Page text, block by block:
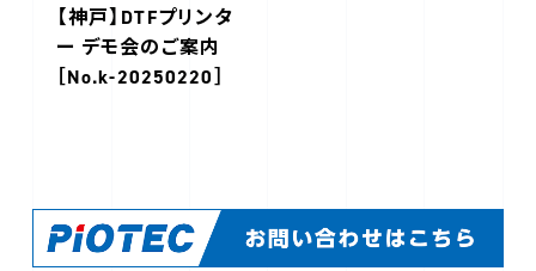
【神戸】DTFプリンタ
ー デモ会のご案内
［No.k-20250220］